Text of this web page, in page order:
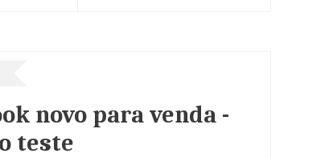
novo para venda -
teste